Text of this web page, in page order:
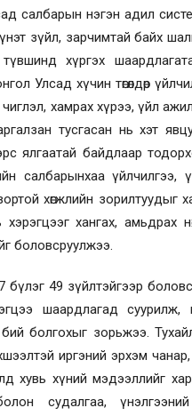
салбарын нэгэн адил
зүйл, зарчимтай байх
хүргэх
Улсад хүчин төгөлдөр
хамрах хүрээ, үйл
тусгасан нь хэт
ялгаатай байдлаар
салбарынхаа үйлчилгээ,
хөгжлийн зорилтуудыг
хангах, амьдрах
боловсруулжээ.
7 бүлэг 49 зүйлтэйгээр
шаардлагад
болгохыг зорьжээ.
иргэний эрхэм
хувь хүний мэдээллийг
судалгаа,